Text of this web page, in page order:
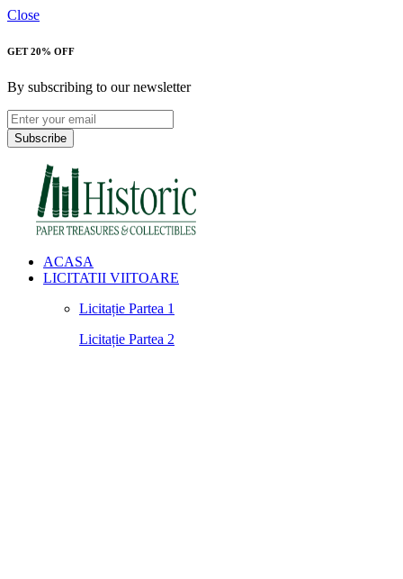
Close
GET 20% OFF
By subscribing to our newsletter
Subscribe
ACASA
LICITATII VIITOARE
Licitație Partea 1
Licitație Partea 2